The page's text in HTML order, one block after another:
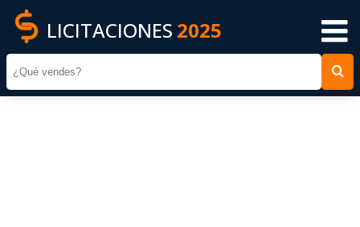
LICITACIONES 2025